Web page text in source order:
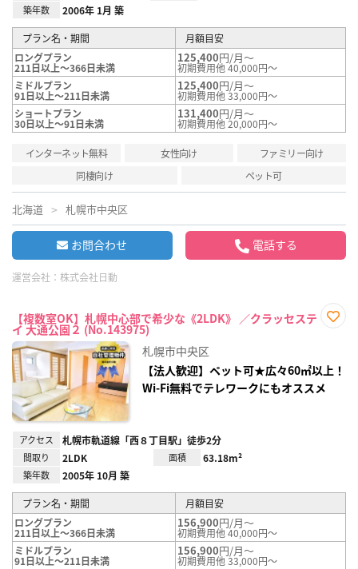
築年数 2006年 1月 築
プラン名・期間
月額目安
ロングプラン
211日以上～366日未満
125,400円/月～
初期費用他 40,000円～
ミドルプラン
91日以上～211日未満
125,400円/月～
初期費用他 33,000円～
ショートプラン
30日以上～91日未満
131,400円/月～
初期費用他 20,000円～
インターネット無料 女性向け
ファミリー向け
同棲向け
ペット可
北海道 札幌市中央区
お問合わせ 電話する
運営会社： 株式会社日動
【複数室OK】札幌中心部で希少な《2LDK》 ／クラッセステ
イ 大通公園２ (No.143975)
録
札幌市中央区
【法人歓迎】ペット可★広々60㎡以上！
Wi-Fi無料でテレワークにもオススメ
アクセス 札幌市軌道線「西８丁目駅」徒歩2分
間取り 2LDK 面積 63.18m²
築年数 2005年 10月 築
プラン名・期間
月額目安
ロングプラン
211日以上～366日未満
156,900円/月～
初期費用他 40,000円～
ミドルプラン
91日以上～211日未満
156,900円/月～
初期費用他 33,000円～